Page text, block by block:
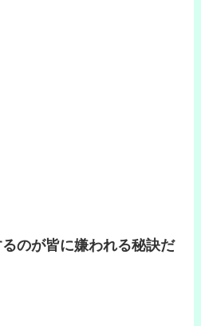
のが皆に嫌われる秘訣だ